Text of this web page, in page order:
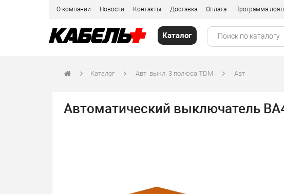
О компании Новости Контакты Доставка Оплата Программа
Каталог
Каталог Авт. выкл. 3 полюса TDM Авт
Автоматический выключатель